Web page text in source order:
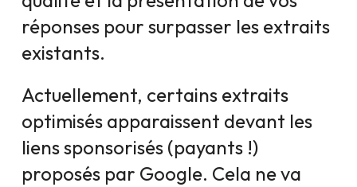
réponses pour surpasser les extraits
existants.
Actuellement, certains extraits
optimisés apparaissent devant les
liens sponsorisés (payants !)
proposés par Google. Cela ne va